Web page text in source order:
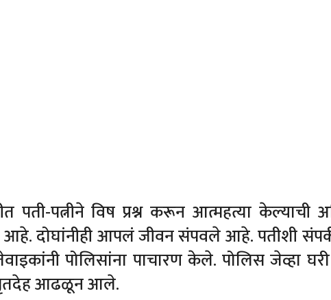
पती-पत्नीने विष प्रश्न करून आत्महत्या केल्याची
दोघांनीही आपलं जीवन संपवले आहे. पतीशी
पोलिसांना पाचारण केले. पोलिस जेव्हा
मृतदेह आढळून आले.